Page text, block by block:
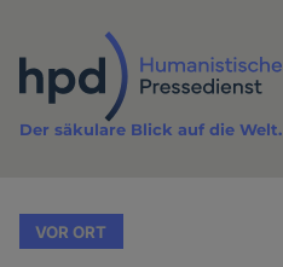
Inhalt
Der säkulare Blick auf die Welt.
VOR ORT